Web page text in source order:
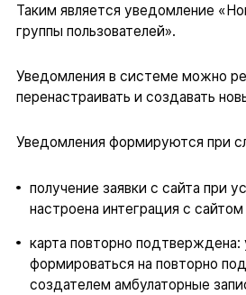
Таким является уведомление
группы пользователей».
Уведомления в системе можно
перенастраивать и создавать
Уведомления формируются при
получение заявки с сайта при
настроена интеграция с сайтом
карта повторно
формироваться на повторно
создателем амбулаторные